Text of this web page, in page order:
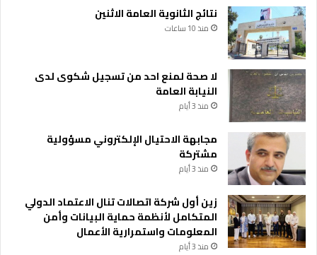
نتائج الثانوية العامة الاثنين
منذ 10 ساعات
لا صحة لمنع احد من تسجيل شكوى لدى
النيابة العامة
منذ 3 أيام
مجابهة الاحتيال الإلكتروني مسؤولية
مشتركة
منذ 3 أيام
زين أول شركة اتصالات تنال الاعتماد الدولي
المتكامل لأنظمة حماية البيانات وأمن
المعلومات واستمرارية الأعمال
منذ 3 أيام